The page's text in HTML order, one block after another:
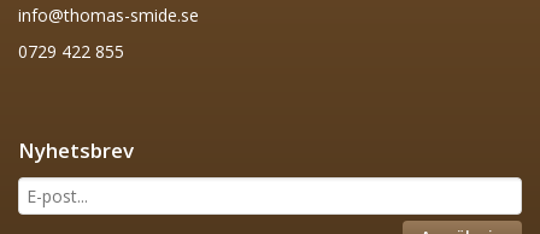
info@thomas-smide.se
0729 422 855
Nyhetsbrev